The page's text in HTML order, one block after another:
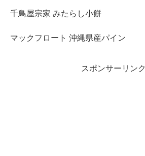
千鳥屋宗家 みたらし小餅
マックフロート 沖縄県産パイン
スポンサーリンク